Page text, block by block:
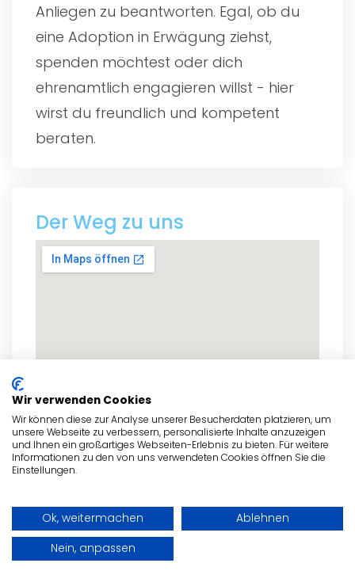
Anliegen zu beantworten. Egal, ob du
eine Adoption in Erwägung ziehst,
spenden möchtest oder dich
ehrenamtlich engagieren willst - hier
wirst du freundlich und kompetent
beraten.
Der Weg zu uns
Wir verwenden Cookies
Wir können diese zur Analyse unserer Besucherdaten platzieren, um
unsere Webseite zu verbessern, personalisierte Inhalte anzuzeigen
und Ihnen ein großartiges Webseiten-Erlebnis zu bieten. Für weitere
Informationen zu den von uns verwendeten Cookies öffnen Sie die
Einstellungen.
Ok, weitermachen
Ablehnen
Nein, anpassen